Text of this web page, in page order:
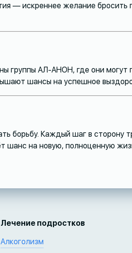
— искреннее желание бросить
группы АЛ-АНОН, где они
шансы на успешное
борьбу. Каждый шаг в сторону
шанс на новую, полноценную
Лечение подростков
Алкоголизм